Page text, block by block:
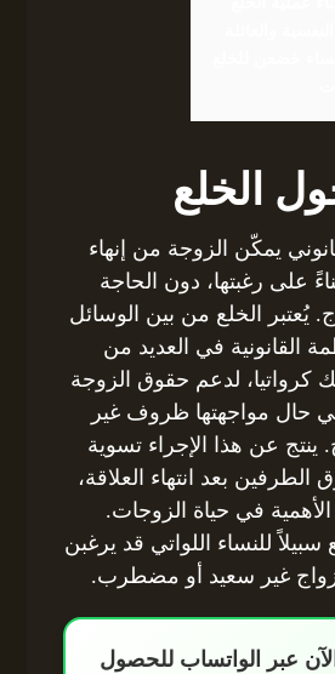
الخلع
يمكّن الزوجة من إنهاء
على رغبتها، دون الحاجة
يُعتبر الخلع من بين الوسائل
القانونية في العديد من
كرواتيا، لدعم حقوق الزوجة
حال مواجهتها ظروف غير
ينتج عن هذا الإجراء تسوية
الطرفين بعد انتهاء العلاقة،
الأهمية في حياة الزوجات.
للنساء اللواتي قد يرغبن
غير سعيد أو مضطرب.
عبر الواتساب للحصول